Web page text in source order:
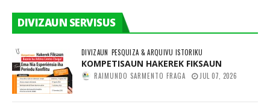
DIVIZAUN SERVISUS
DIVIZAUN PESQUIZA & ARQUIVU ISTORIKU
KOMPETISAUN HAKEREK FIKSAUN
RAIMUNDO SARMENTO FRAGA JUL 07, 2026